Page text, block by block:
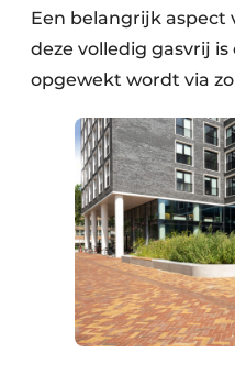
Een belangrijk aspect
deze volledig gasvrij
opgewekt wordt via